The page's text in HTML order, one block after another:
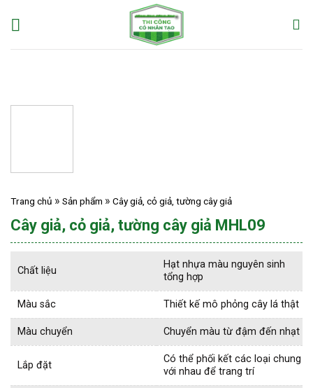
Trang chủ Sản phẩm Cây giả, cỏ giả, tường cây giả
Cây giả, cỏ giả, tường cây giả MHL09
Chất liệu
Hạt nhựa màu nguyên sinh
tổng hợp
Màu sắc Thiết kế mô phỏng cây lá thật
Màu chuyển Chuyển màu từ đậm đến nhạt
Lắp đặt
Có thể phối kết các loại chung
với nhau để trang trí